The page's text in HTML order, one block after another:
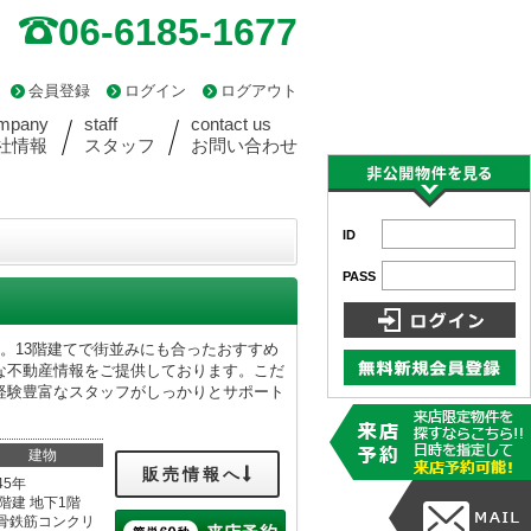
06-6185-1677
ログアウト
ログイン
会員登録
情報
staff
スタッフ
contact us
お問い合わせ
13階建てで街並みにも合ったおすすめ
動産情報をご提供しております。こだ
豊富なスタッフがしっかりとサポート
建物
年
建 地下1階
鉄筋コンクリ
販売情報へ
ID
PASS